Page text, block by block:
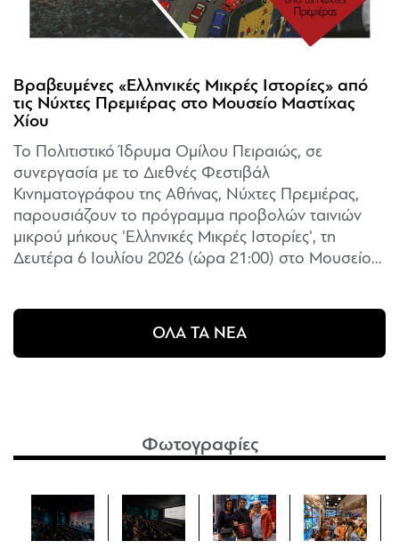
Βραβευμένες «Ελληνικές Μικρές Ιστορίες» από
τις Νύχτες Πρεμιέρας στο Μουσείο Μαστίχας
Χίου
Το Πολιτιστικό Ίδρυμα Ομίλου Πειραιώς, σε
συνεργασία με το Διεθνές Φεστιβάλ
Κινηματογράφου της Αθήνας, Νύχτες Πρεμιέρας,
παρουσιάζουν το πρόγραμμα προβολών ταινιών
μικρού μήκους 'Ελληνικές Μικρές Ιστορίες', τη
Δευτέρα 6 Ιουλίου 2026 (ώρα 21:00) στο Μουσείο...
ΟΛΑ ΤΑ ΝΕΑ
Φωτογραφίες